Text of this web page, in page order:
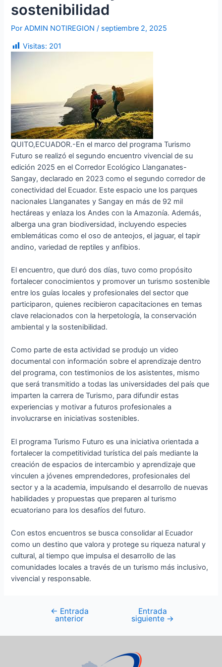
sostenibilidad
PorADMIN NOTIREGION/ septiembre 2, 2025
Visitas: 201
QUITO,ECUADOR.-En el marco del programa Turismo
Futuro se realizó el segundo encuentro vivencial de su
edición 2025 en el Corredor Ecológico Llanganates-
Sangay, declarado en 2023 como el segundo corredor de
conectividad del Ecuador. Este espacio une los parques
nacionales Llanganates y Sangay en más de 92 mil
hectáreas y enlaza los Andes con la Amazonía. Además,
alberga una gran biodiversidad, incluyendo especies
emblemáticas como el oso de anteojos, el jaguar, el tapir
andino, variedad de reptiles y anfibios.
El encuentro, que duró dos días, tuvo como propósito
fortalecer conocimientos y promover un turismo sostenible
entre los guías locales y profesionales del sector que
participaron, quienes recibieron capacitaciones en temas
clave relacionados con la herpetología, la conservación
ambiental y la sostenibilidad.
Como parte de esta actividad se produjo un video
documental con información sobre el aprendizaje dentro
del programa, con testimonios de los asistentes, mismo
que será transmitido a todas las universidades del país que
imparten la carrera de Turismo, para difundir estas
experiencias y motivar a futuros profesionales a
involucrarse en iniciativas sostenibles.
El programa Turismo Futuro es una iniciativa orientada a
fortalecer la competitividad turística del país mediante la
creación de espacios de intercambio y aprendizaje que
vinculen a jóvenes emprendedores, profesionales del
sector y a la academia, impulsando el desarrollo de nuevas
habilidades y propuestas que preparen al turismo
ecuatoriano para los desafíos del futuro.
Con estos encuentros se busca consolidar al Ecuador
como un destino que valora y protege su riqueza natural y
cultural, al tiempo que impulsa el desarrollo de las
comunidades locales a través de un turismo más inclusivo,
vivencial y responsable.
← Entrada
anterior
Entrada
siguiente →